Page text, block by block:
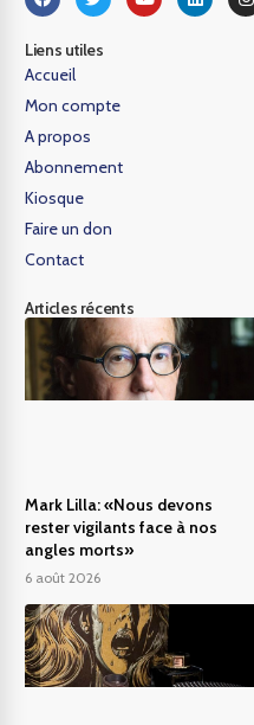
Liens utiles
Accueil
Mon compte
A propos
Abonnement
Kiosque
Faire un don
Contact
Articles récents
Mark Lilla: «Nous devons
rester vigilants face à nos
angles morts»
6 août 2026